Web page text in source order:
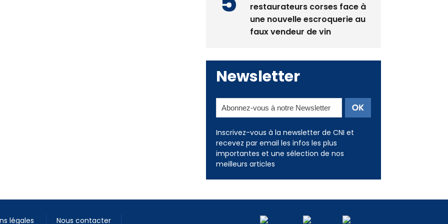
restaurateurs corses face à
une nouvelle escroquerie au
faux vendeur de vin
Newsletter
Inscrivez-vous à la newsletter de CNI et
recevez par email les infos les plus
importantes et une sélection de nos
meilleurs articles
légales Nous contacter